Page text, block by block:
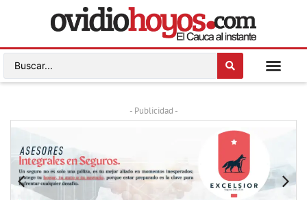
- Publicidad -